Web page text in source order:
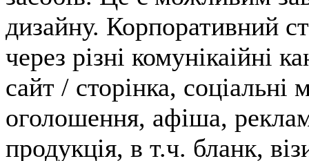
дизайну. Корпоративний
через різні комунікаійні
сайт / сторінка, соціальні
оголошення, афіша,
продукція, в т.ч. бланк,